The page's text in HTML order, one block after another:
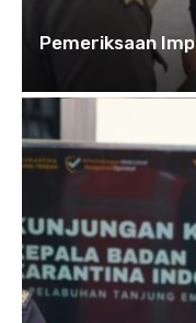
Pemeriksaan